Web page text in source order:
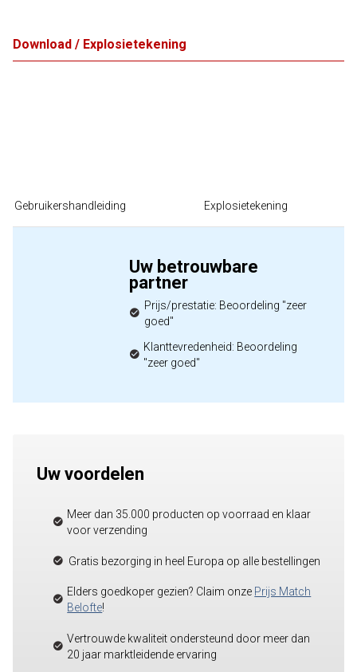
Download / Explosietekening
Gebruikershandleiding Explosietekening
Uw betrouwbare
partner
Prijs/prestatie: Beoordeling "zeer
goed"
Klanttevredenheid: Beoordeling
"zeer goed"
Uw voordelen
Meer dan 35.000 producten op voorraad en klaar
voor verzending
Gratis bezorging in heel Europa op alle bestellingen
Elders goedkoper gezien? Claim onze Prijs Match
Belofte!
Vertrouwde kwaliteit ondersteund door meer dan
20 jaar marktleidende ervaring